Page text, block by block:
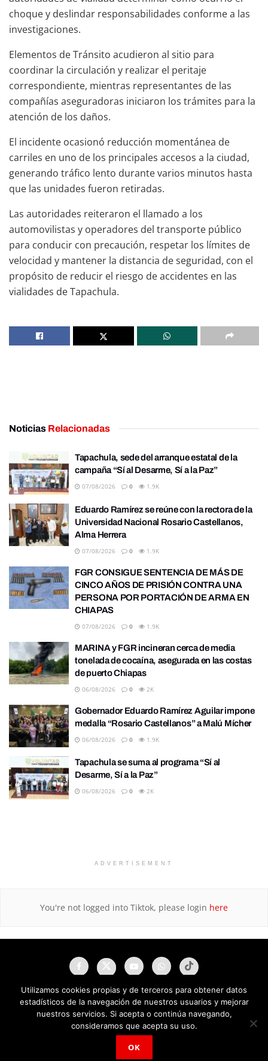
choque y deslindar responsabilidades conforme a las
investigaciones.
Elementos de Tránsito acudieron al sitio para
coordinar la circulación y realizar el peritaje
correspondiente, mientras representantes de las
compañías aseguradoras iniciaron los trámites para la
atención de los daños.
El incidente ocasionó reducción momentánea de
carriles en uno de los principales accesos a la ciudad,
generando tráfico lento durante varios minutos hasta
que las unidades fueron retiradas.
Las autoridades reiteraron el llamado a los
automovilistas y operadores del transporte público
para conducir con precaución, respetar los límites de
velocidad y mantener la distancia de seguridad, con el
propósito de reducir el riesgo de accidentes en las
vialidades de Tapachula.
Noticias Relacionadas
Tapachula, sede del arranque estatal de la
campaña “Sí al Desarme, Sí a la Paz”
07/08/2026 0 1.9K
Eduardo Ramírez se reúne con la rectora de la
Universidad Nacional Rosario Castellanos,
Alma Herrera
07/08/2026 0 1.9K
FGR CONSIGUE SENTENCIA DE MÁS DE
CINCO AÑOS DE PRISIÓN CONTRA UNA
PERSONA POR PORTACIÓN DE ARMA EN
CHIAPAS
07/08/2026 0 1.9K
MARINA y FGR incineran cerca de media
tonelada de cocaína, asegurada en las costas
de puerto Chiapas
06/08/2026 0 2K
Gobernador Eduardo Ramírez Aguilar impone
medalla “Rosario Castellanos” a Malú Mícher
06/08/2026 0 1.9K
Tapachula se suma al programa “Sí al
Desarme, Sí a la Paz”
06/08/2026 0 2K
ADVERTISEMENT
You're not logged into Tiktok, please login here
NAU Noticias A Tiempo Universales © 2025
Utilizamos cookies propias y de terceros para obtener datos
estadísticos de la navegación de nuestros usuarios y mejorar
nuestros servicios. Si acepta o continúa navegando,
consideramos que acepta su uso.
OK